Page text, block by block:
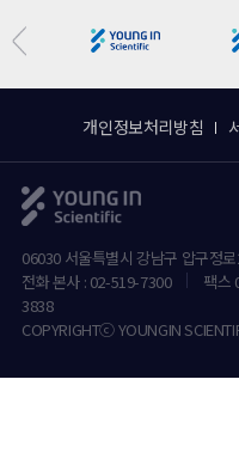
개인정보처리방침
06030 서울특별시 강남구 압구정
전화 본사 : 02-519-7300
팩스
3838
COPYRIGHTⓒ YOUNGIN